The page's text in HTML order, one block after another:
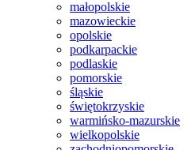
małopolskie
mazowieckie
opolskie
podkarpackie
podlaskie
pomorskie
śląskie
świętokrzyskie
warmińsko-mazurskie
wielkopolskie